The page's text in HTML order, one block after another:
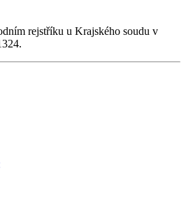
rejstříku u Krajského soudu v